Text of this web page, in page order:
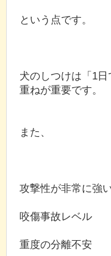
という点です。
犬のしつけは「1
重ねが重要です。
また、
攻撃性が非常に強
咬傷事故レベル
重度の分離不安